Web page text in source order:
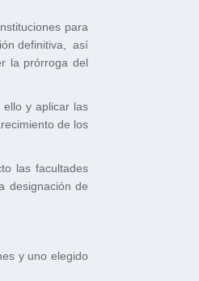
para
definitiva, así
la prórroga del
ello y aplicar las
de los
las facultades
designación de
y uno elegido